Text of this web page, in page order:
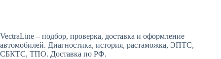
VectraLine – подбор, проверка, доставка и оформление
автомобилей. Диагностика, история, растаможка, ЭПТС,
СБКТС, ТПО. Доставка по РФ.